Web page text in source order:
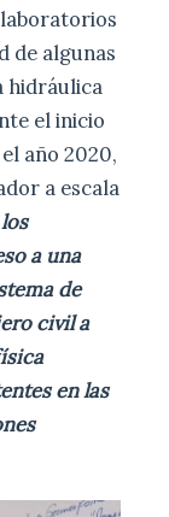
de algunas
hidráulica
el inicio
año 2020,
a escala
a una
de
civil a
en las